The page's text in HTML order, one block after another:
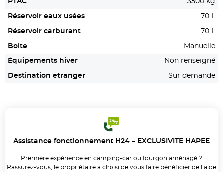
Réservoir eaux usées 70 L
Réservoir carburant 70 L
Boite Manuelle
Équipements hiver Non renseigné
Destination etranger Sur demande
Assistance fonctionnement H24 – EXCLUSIVITE HAPEE
Première expérience en camping-car ou fourgon aménagé ?
Rassurez-vous, le propriétaire a choisi de vous faire bénéficier de l’aide